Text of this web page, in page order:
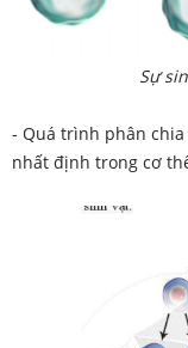
Sự
- Quá trình phân
nhất định trong cơ